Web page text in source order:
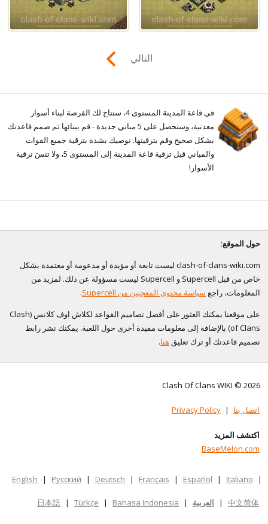
التالي
في قاعة المدينة المستوى 4، ستتاح لك الفرصة لبناء أسوار
معدنية، وستحصل على 5 مباني جديدة - قم ببنائها ثم صمم قاعدتك
بشكل صحيح وقم بترقيتها. نوصيك بشدة بترقية جميع القوات
والمباني قبل ترقية قاعة المدينة إلى المستوى 5، ولا تنسَ ترقية
الأسوار!
حول الموقع:
clash-of-clans-wiki.com ليست تابعة أو مؤيدة أو مدعومة أو معتمدة بشكل
خاص من قبل Supercell و Supercell ليست مسؤولة عن ذلك. لمزيد من
المعلومات، راجع سياسة محتوى المعجبين من Supercell
.
على موقعنا يمكنك العثور على أفضل تصاميم القواعد لكلاش اوف كلانس (Clash
of Clans) بالإضافة إلى معلومات مفيدة أخرى حول اللعبة. يمكنك نشر رابط
تصميم قاعدتك أو ترك تعليق هنا.
Clash Of Clans WIKI © 2026
اتصل بنا |
Privacy Policy
اكتشف المزيد
BaseMelon.com
English | Русский | Deutsch | Français | Español | Italiano |
中文简体
| العربية |
日本語 | Türkçe | Bahasa Indonesia